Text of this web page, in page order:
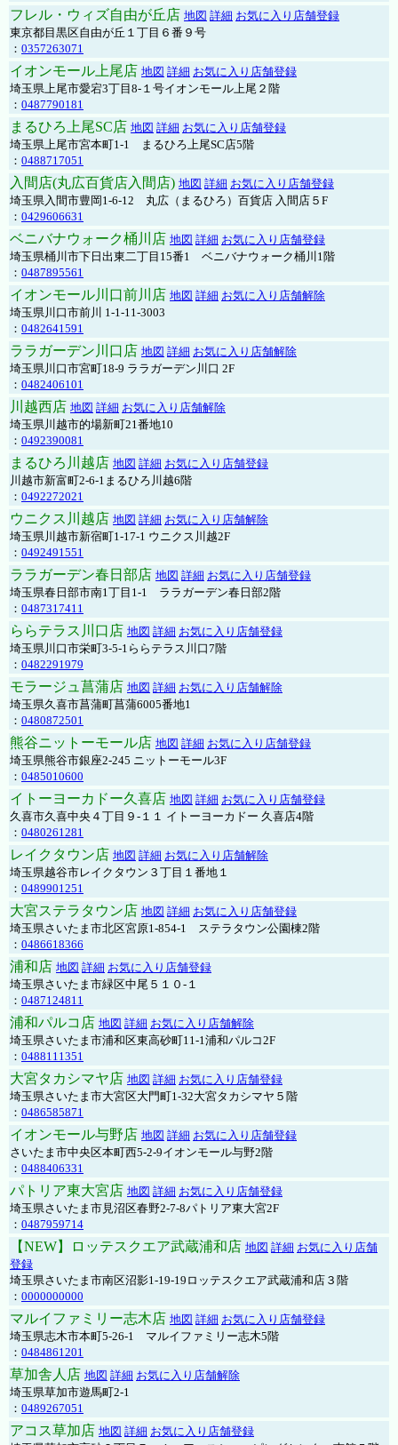
フレル・ウィズ自由が丘店 地図 詳細 お気に入り店舗登録
東京都目黒区自由が丘１丁目６番９号
： 0357263071
イオンモール上尾店 地図 詳細 お気に入り店舗登録
埼玉県上尾市愛宕3丁目8-１号イオンモール上尾２階
： 0487790181
まるひろ上尾SC店 地図 詳細 お気に入り店舗登録
埼玉県上尾市宮本町1-1 まるひろ上尾SC店5階
： 0488717051
入間店(丸広百貨店入間店) 地図 詳細 お気に入り店舗登録
埼玉県入間市豊岡1-6-12 丸広（まるひろ）百貨店 入間店５F
： 0429606631
ベニバナウォーク桶川店 地図 詳細 お気に入り店舗登録
埼玉県桶川市下日出東二丁目15番1 ベニバナウォーク桶川1階
： 0487895561
イオンモール川口前川店 地図 詳細 お気に入り店舗解除
埼玉県川口市前川 1-1-11-3003
： 0482641591
ララガーデン川口店 地図 詳細 お気に入り店舗解除
埼玉県川口市宮町18-9 ララガーデン川口 2F
： 0482406101
川越西店 地図 詳細 お気に入り店舗解除
埼玉県川越市的場新町21番地10
： 0492390081
まるひろ川越店 地図 詳細 お気に入り店舗登録
川越市新富町2-6-1まるひろ川越6階
： 0492272021
ウニクス川越店 地図 詳細 お気に入り店舗解除
埼玉県川越市新宿町1-17-1 ウニクス川越2F
： 0492491551
ララガーデン春日部店 地図 詳細 お気に入り店舗登録
埼玉県春日部市南1丁目1-1 ララガーデン春日部2階
： 0487317411
ららテラス川口店 地図 詳細 お気に入り店舗登録
埼玉県川口市栄町3-5-1ららテラス川口7階
： 0482291979
モラージュ菖蒲店 地図 詳細 お気に入り店舗解除
埼玉県久喜市菖蒲町菖蒲6005番地1
： 0480872501
熊谷ニットーモール店 地図 詳細 お気に入り店舗登録
埼玉県熊谷市銀座2-245 ニットーモール3F
： 0485010600
イトーヨーカドー久喜店 地図 詳細 お気に入り店舗登録
久喜市久喜中央４丁目９-１１ イトーヨーカドー 久喜店4階
： 0480261281
レイクタウン店 地図 詳細 お気に入り店舗解除
埼玉県越谷市レイクタウン３丁目１番地１
： 0489901251
大宮ステラタウン店 地図 詳細 お気に入り店舗登録
埼玉県さいたま市北区宮原1-854-1 ステラタウン公園棟2階
： 0486618366
浦和店 地図 詳細 お気に入り店舗登録
埼玉県さいたま市緑区中尾５１０-１
： 0487124811
浦和パルコ店 地図 詳細 お気に入り店舗解除
埼玉県さいたま市浦和区東高砂町11-1浦和パルコ2F
： 0488111351
大宮タカシマヤ店 地図 詳細 お気に入り店舗登録
埼玉県さいたま市大宮区大門町1-32大宮タカシマヤ５階
： 0486585871
イオンモール与野店 地図 詳細 お気に入り店舗登録
さいたま市中央区本町西5-2-9イオンモール与野2階
： 0488406331
パトリア東大宮店 地図 詳細 お気に入り店舗登録
埼玉県さいたま市見沼区春野2-7-8パトリア東大宮2F
： 0487959714
【NEW】ロッテスクエア武蔵浦和店 地図 詳細 お気に入り店舗
登録
埼玉県さいたま市南区沼影1-19-19ロッテスクエア武蔵浦和店３階
： 0000000000
マルイファミリー志木店 地図 詳細 お気に入り店舗登録
埼玉県志木市本町5-26-1 マルイファミリー志木5階
： 0484861201
草加舎人店 地図 詳細 お気に入り店舗解除
埼玉県草加市遊馬町2-1
： 0489267051
アコス草加店 地図 詳細 お気に入り店舗登録